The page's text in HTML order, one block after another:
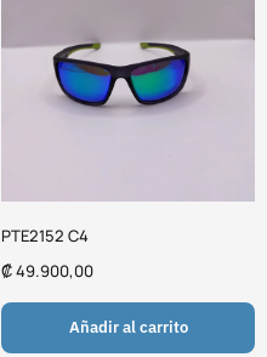
PTE2152 C4
₡49.900,00
Añadir al carrito